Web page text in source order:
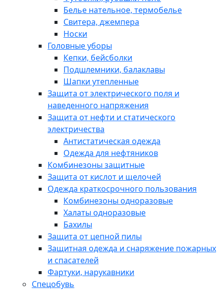
Белье нательное, термобелье
Свитера, джемпера
Носки
Головные уборы
Кепки, бейсболки
Подшлемники, балаклавы
Шапки утепленные
Защита от электрического поля и
наведенного напряжения
Защита от нефти и статического
электричества
Антистатическая одежда
Одежда для нефтяников
Комбинезоны защитные
Защита от кислот и щелочей
Одежда краткосрочного пользования
Комбинезоны одноразовые
Халаты одноразовые
Бахилы
Защита от цепной пилы
Защитная одежда и снаряжение пожарных
и спасателей
Фартуки, нарукавники
Спецобувь